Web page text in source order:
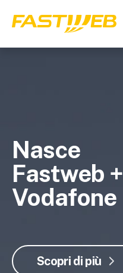
Nasce
Fastweb +
Vodafone
Scopri di più